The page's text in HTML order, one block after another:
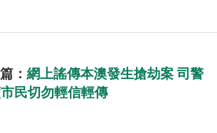
： 網上謠傳本澳發生搶劫案 司警
民切勿輕信輕傳